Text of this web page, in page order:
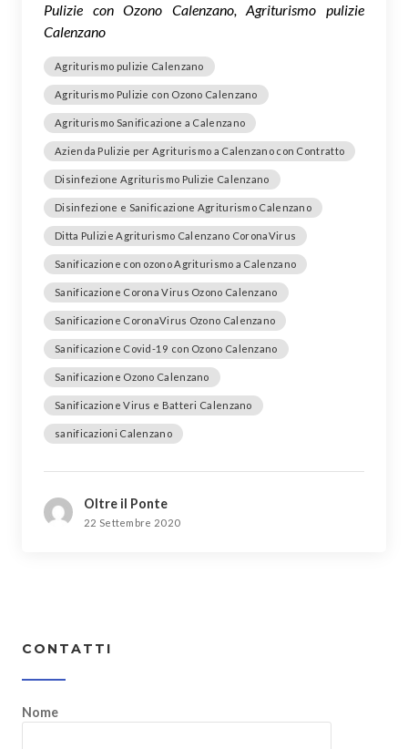
Pulizie con Ozono Calenzano, Agriturismo pulizie
Calenzano
Agriturismo pulizie Calenzano
Agriturismo Pulizie con Ozono Calenzano
Agriturismo Sanificazione a Calenzano
Azienda Pulizie per Agriturismo a Calenzano con Contratto
Disinfezione Agriturismo Pulizie Calenzano
Disinfezione e Sanificazione Agriturismo Calenzano
Ditta Pulizie Agriturismo Calenzano CoronaVirus
Sanificazione con ozono Agriturismo a Calenzano
Sanificazione Corona Virus Ozono Calenzano
Sanificazione CoronaVirus Ozono Calenzano
Sanificazione Covid-19 con Ozono Calenzano
Sanificazione Ozono Calenzano
Sanificazione Virus e Batteri Calenzano
sanificazioni Calenzano
Oltre il Ponte
22 Settembre 2020
CONTATTI
Nome